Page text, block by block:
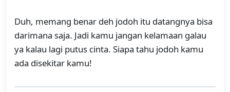
Duh, memang benar deh jodoh itu datangnya bisa
darimana saja. Jadi kamu jangan kelamaan galau
ya kalau lagi putus cinta. Siapa tahu jodoh kamu
ada disekitar kamu!